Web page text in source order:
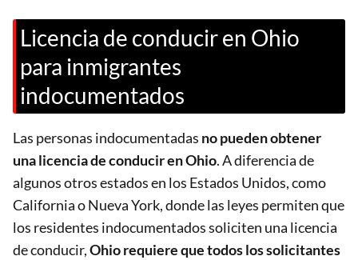
Licencia de conducir en Ohio
para inmigrantes
indocumentados
Las personas indocumentadas no pueden obtener
una licencia de conducir en Ohio. A diferencia de
algunos otros estados en los Estados Unidos, como
California o Nueva York, donde las leyes permiten que
los residentes indocumentados soliciten una licencia
de conducir,Ohio requiere que todos los solicitantes